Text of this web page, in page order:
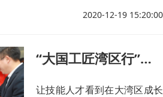
2020-12-19 15:20:00
“大国工匠湾区行”：力促高端制造企业与高技能人才深对接
让技能人才看到在大湾区成长